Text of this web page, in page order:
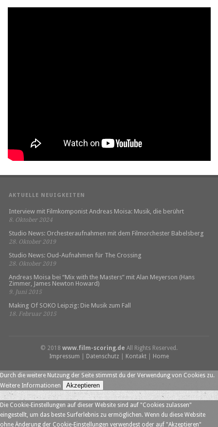
AKTUELLE NEUIGKEITEN
Interview mit Filmkomponist Andreas Moisa: Musik, die berührt
8. Oktober 2024
Studio News: Orchesteraufnahmen mit dem Filmorchester Babelsberg
28. Oktober 2019
Studio News: Oud-Aufnahmen für The Crossing
28. Oktober 2019
Andreas Moisa bei “Mix with the Masters” mit Alan Meyerson (Hans
Zimmer, James Newton Howard)
9. Juni 2015
Making Of SOKO Leipzig: Die Musik zum Fall
18. Februar 2015
© 2018 www.film-scoring.de All Rights Reserved.
Impressum
Datenschutz Kontakt Home
Durch die weitere Nutzung der Seite stimmst du der Verwendung von Cookies zu.
Weitere Informationen
Akzeptieren
Die Cookie-Einstellungen auf dieser Website sind auf "Cookies zulassen"
eingestellt, um das beste Surferlebnis zu ermöglichen. Wenn du diese Website
ohne Änderung der Cookie-Einstellungen verwendest oder auf "Akzeptieren"